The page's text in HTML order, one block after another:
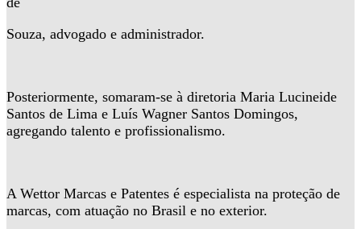
Souza, advogado e administrador.
Posteriormente, somaram-se à diretoria Maria Lucineide
Santos de Lima e Luís Wagner Santos Domingos,
agregando talento e profissionalismo.
A Wettor Marcas e Patentes é especialista na proteção de
marcas, com atuação no Brasil e no exterior.